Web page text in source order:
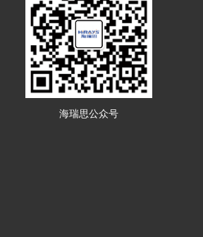
海瑞思公众号